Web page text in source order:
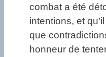
combat a été
intentions, et
que
honneur de